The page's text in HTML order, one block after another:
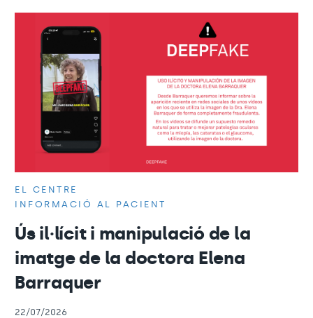
EL CENTRE
INFORMACIÓ AL PACIENT
Ús il·lícit i manipulació de la
imatge de la doctora Elena
Barraquer
22/07/2026